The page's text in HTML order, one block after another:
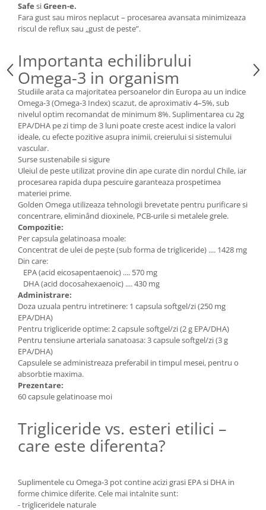
Safe siGreen-e.
Fara gust sau miros neplacut – procesarea avansata minimizeaza
riscul de reflux sau „gust de peste”.
Importanta echilibrului
Omega-3 in organism
Studiile arata ca majoritatea persoanelor din Europa au un indice
Omega-3 (Omega-3 Index) scazut, de aproximativ 4–5%, sub
nivelul optim recomandat de minimum 8%. Suplimentarea cu 2g
EPA/DHA pe zi timp de 3 luni poate creste acest indice la valori
ideale, cu efecte pozitive asupra inimii, creierului si sistemului
vascular.
Surse sustenabile si sigure
Uleiul de peste utilizat provine din ape curate din nordul Chile, iar
procesarea rapida dupa pescuire garanteaza prospetimea
materiei prime.
Golden Omega utilizeaza tehnologii brevetate pentru purificare si
concentrare, eliminând dioxinele, PCB-urile si metalele grele.
Compozitie:
Per capsula gelatinoasa moale:
Concentrat de ulei de pește (sub forma de trigliceride) .... 1428 mg
Din care:
EPA (acid eicosapentaenoic) .... 570 mg
DHA (acid docosahexaenoic) .... 430 mg
Administrare:
Doza uzuala pentru intretinere: 1 capsula softgel/zi (250 mg
EPA/DHA)
Pentru trigliceride optime: 2 capsule softgel/zi (2 g EPA/DHA)
Pentru tensiune arteriala sanatoasa: 3 capsule softgel/zi (3 g
EPA/DHA)
Capsulele se administreaza preferabil in timpul mesei, pentru o
absorbtie maxima.
Prezentare:
60 capsule gelatinoase moi
Trigliceride vs. esteri etilici –
care este diferenta?
Suplimentele cu Omega-3 pot contine acizi grasi EPA si DHA in
forme chimice diferite. Cele mai intalnite sunt:
- trigliceridele naturale